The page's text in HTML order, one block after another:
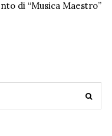
di “Musica Maestro”